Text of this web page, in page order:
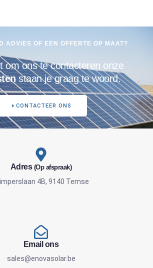
ADVIES OF EEN OFFERTE OP MAAT?
om ons te contacteren onze
staan je graag te woord.
CONTACTEER ONS
Adres (Op afspraak)
4B, 9140 Temse
Email ons
sales@enovasolar.be